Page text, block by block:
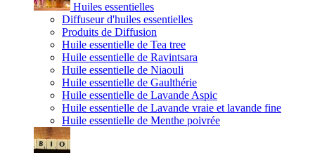
Huiles essentielles
Diffuseur d'huiles essentielles
Produits de Diffusion
Huile essentielle de Tea tree
Huile essentielle de Ravintsara
Huile essentielle de Niaouli
Huile essentielle de Gaulthérie
Huile essentielle de Lavande Aspic
Huile essentielle de Lavande vraie et lavande fine
Huile essentielle de Menthe poivrée